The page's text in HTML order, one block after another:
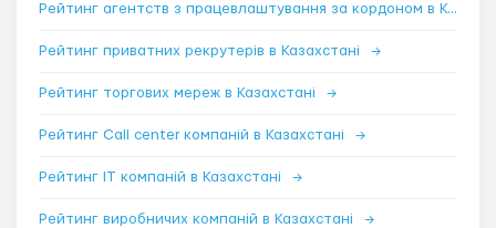
Рейтинг агентств з працевлаштування за кордоном в Казахстані
Рейтинг приватних рекрутерів в Казахстані →
Рейтинг торгових мереж в Казахстані →
Рейтинг Call center компаній в Казахстані →
Рейтинг IT компаній в Казахстані →
Рейтинг виробничих компаній в Казахстані →